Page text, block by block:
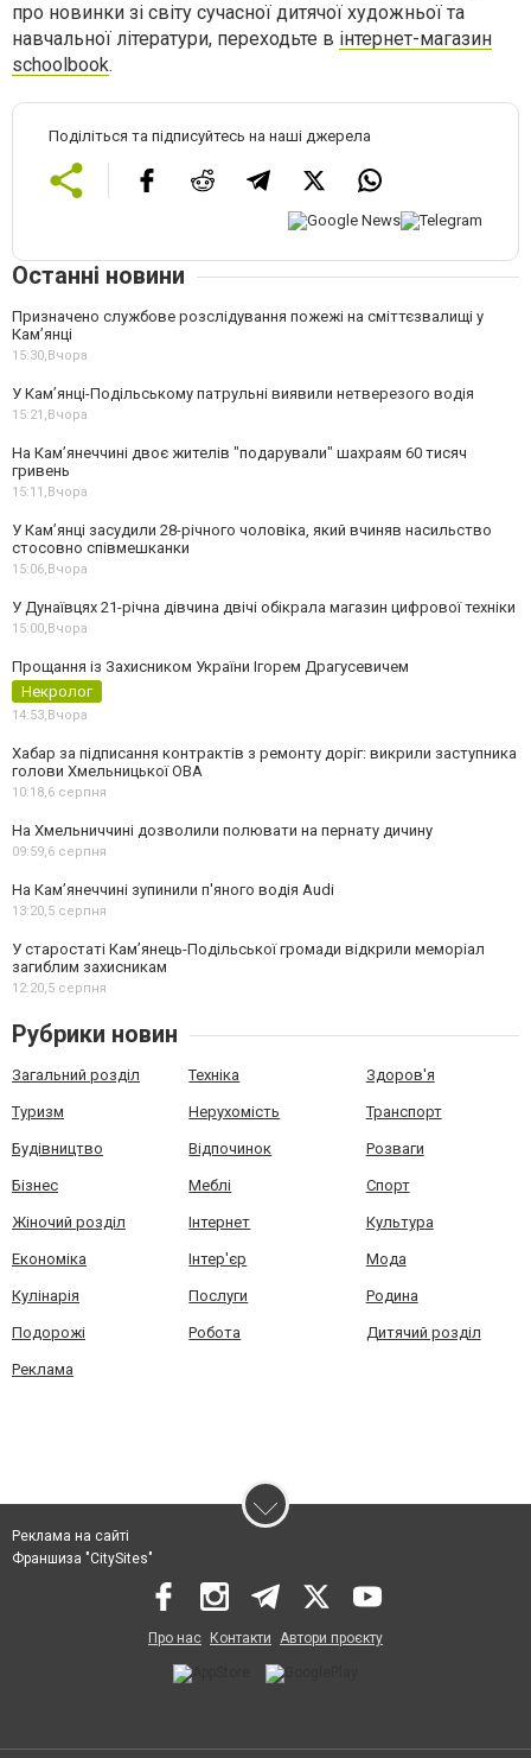
про новинки зі світу сучасної дитячої художньої та
навчальної літератури, переходьте в інтернет-магазин
schoolbook.
Поділіться та підписуйтесь на наші джерела
Останні новини
Призначено службове розслідування пожежі на сміттєзвалищі у
Кам’янці
15:30,Вчора
У Кам’янці-Подільському патрульні виявили нетверезого водія
15:21,Вчора
На Камʼянеччині двоє жителів "подарували" шахраям 60 тисяч
гривень
15:11,Вчора
У Камʼянці засудили 28-річного чоловіка, який вчиняв насильство
стосовно співмешканки
15:06,Вчора
У Дунаївцях 21-річна дівчина двічі обікрала магазин цифрової техніки
15:00,Вчора
Прощання із Захисником України Ігорем Драгусевичем
Некролог
14:53,Вчора
Хабар за підписання контрактів з ремонту доріг: викрили заступника
голови Хмельницької ОВА
10:18,6 серпня
На Хмельниччині дозволили полювати на пернату дичину
09:59,6 серпня
На Камʼянеччині зупинили п'яного водія Audi
13:20,5 серпня
У старостаті Кам’янець-Подільської громади відкрили меморіал
загиблим захисникам
12:20,5 серпня
Рубрики новин
Загальний розділ Техніка Здоров'я
Туризм Нерухомість Транспорт
Будівництво Відпочинок Розваги
Бізнес Меблі Спорт
Жіночий розділ Інтернет Культура
Економіка Інтер'єр Мода
Кулінарія Послуги Родина
Подорожі Робота Дитячий розділ
Реклама
Реклама на сайті
Франшиза "CitySites"
Про нас Контакти Автори проєкту